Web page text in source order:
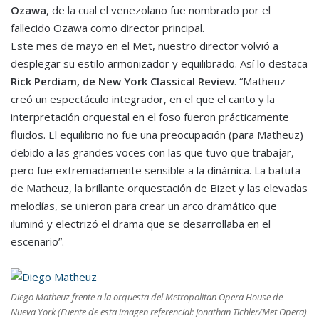
Ozawa, de la cual el venezolano fue nombrado por el
fallecido Ozawa como director principal.
Este mes de mayo en el Met, nuestro director volvió a
desplegar su estilo armonizador y equilibrado. Así lo destaca
Rick Perdiam, de New York Classical Review. “Matheuz
creó un espectáculo integrador, en el que el canto y la
interpretación orquestal en el foso fueron prácticamente
fluidos. El equilibrio no fue una preocupación (para Matheuz)
debido a las grandes voces con las que tuvo que trabajar,
pero fue extremadamente sensible a la dinámica. L a batuta
de Matheuz, la brillante orquestación de Bizet y las elevadas
melodías, se unieron para crear un arco dramático que
iluminó y electrizó el drama que se desarrollaba en el
escenario”.
Diego Matheuz frente a la orquesta del Metropolitan Opera House de
Nueva York (Fuente de esta imagen referencial: Jonathan Tichler/Met Opera)